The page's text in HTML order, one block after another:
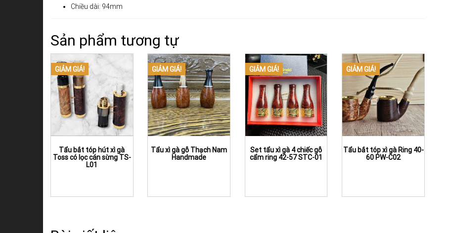
Chiều dài: 94mm
Sản phẩm tương tự
GIẢM GIÁ!
Tẩu bắt tóp hút xì gà
Toss có lọc cán sừng TS-
L01
GIẢM GIÁ!
Tẩu xì gà gỗ Thạch Nam
Handmade
GIẢM GIÁ!
Set tẩu xì gà 4 chiếc gỗ
cẩm ring 42-57 STC-01
GIẢM GIÁ!
Tẩu bắt tóp xì gà Ring 40-
60 PW-C02